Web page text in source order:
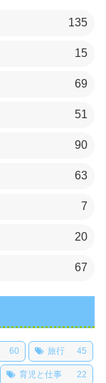
135
15
69
51
90
63
7
20
67
60 旅行 45
育児と仕事 22